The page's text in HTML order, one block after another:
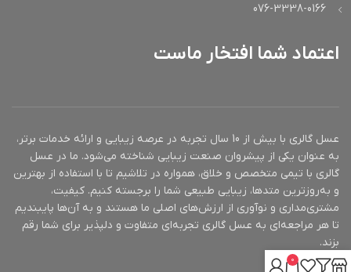
076-3338-0166
اعتماد شما افتخار ماست
عسل گالری با بیش از 10 سال تجربه در عرصه زیبایی و ارائه خدمات برتر،
به عنوان یکی از پیشروان صنعت زیبایی شناخته می‌شود. ما در عسل
گالری با تیمی متخصص و خلاق، همواره در تلاشیم تا با استفاده از بهترین
و به‌روزترین متدها، زیبایی طبیعی شما را برجسته کنیم. کیفیت،
مشتری‌مداری و نوآوری از ارزش‌های اصلی ما هستند و به آن‌ها پایبندیم
تا هر مراجعه‌ای به عسل گالری تجربه‌ای متفاوت و دلپذیر برای شما رقم
بزند.
0